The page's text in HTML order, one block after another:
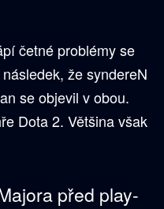
četné problémy se
že syndereN
se objevil v obou.
Dota 2. Většina však
před play-